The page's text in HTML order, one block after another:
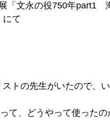
「文永の役750年part1
て
ストの先生がいたので、
て、どうやって使ったの